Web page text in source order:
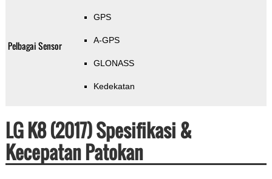
Pelbagai Sensor
GPS
A-GPS
GLONASS
Kedekatan
LG K8 (2017) Spesifikasi &
Kecepatan Patokan